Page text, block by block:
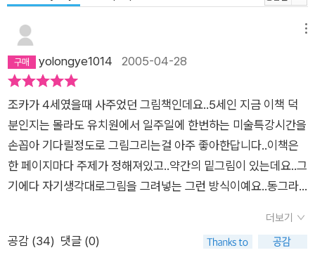
yolongye1014 2005-04-28
조카가 4세였을때 사주었던 그림책인데요..5세인 지금 이책 덕
분인지는 몰라도 유치원에서 일주일에 한번하는 미술특강시간을
손꼽아 기다릴정도로 그림그리는걸 아주 좋아한답니다..이책은
한 페이지마다 주제가 정해져있고..약간의 밑그림이 있는데요..그
기에다 자기생각대로그림을 그려넣는 그런 방식이예요..동그라
그리고..세모에도 그리고..그러네요..아무래도 생각을 좀 더 키워
주는 것 같애요..그리고..페이지가 왠만한 전공서적 두께만해서..
더보기
공감 (34) 댓글 (0)